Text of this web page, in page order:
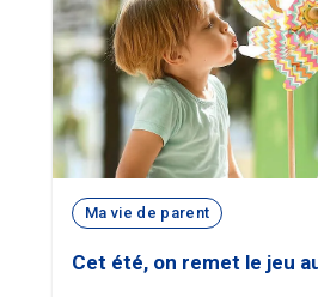
Ma vie de parent
Cet été, on remet le jeu